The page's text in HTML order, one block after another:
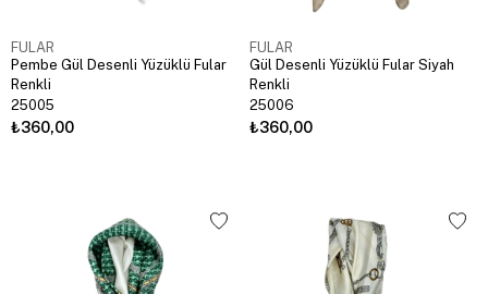
FULAR
Pembe Gül Desenli Yüzüklü Fular
Renkli
25005
₺360,00
FULAR
Gül Desenli Yüzüklü Fular Siyah
Renkli
25006
₺360,00